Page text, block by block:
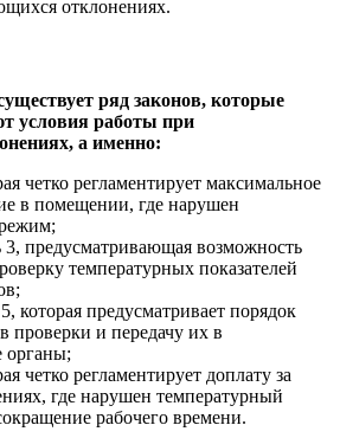
отклонениях.
ряд законов, которые
условия работы при
а именно:
четко регламентирует максимальное
в помещении, где нарушен
3, предусматривающая возможность
температурных показателей
5, которая предусматривает порядок
проверки и передачу их в
органы;
четко регламентирует доплату за
где нарушен температурный
рабочего времени.